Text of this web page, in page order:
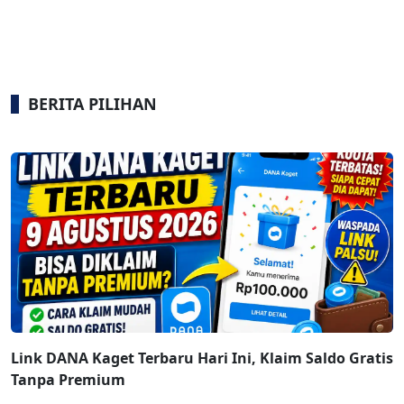
BERITA PILIHAN
Link DANA Kaget Terbaru Hari Ini, Klaim Saldo Gratis
Tanpa Premium